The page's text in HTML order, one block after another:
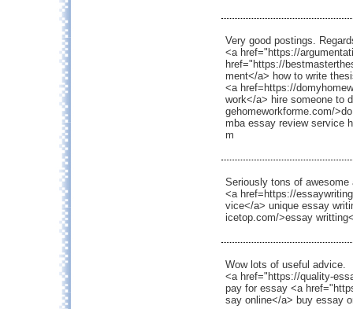
Very good postings.
<a href="https://
href="https://
ment</a> how to write
<a href=https://
work</a> hire someone to
gehomeworkforme.com/
mba essay review service
m
Seriously tons of awesome
<a href=https://
vice</a> unique essay
icetop.com/>essay
Wow lots of useful advice.
<a href="https://quality-
pay for essay <a
say online</a> buy essay